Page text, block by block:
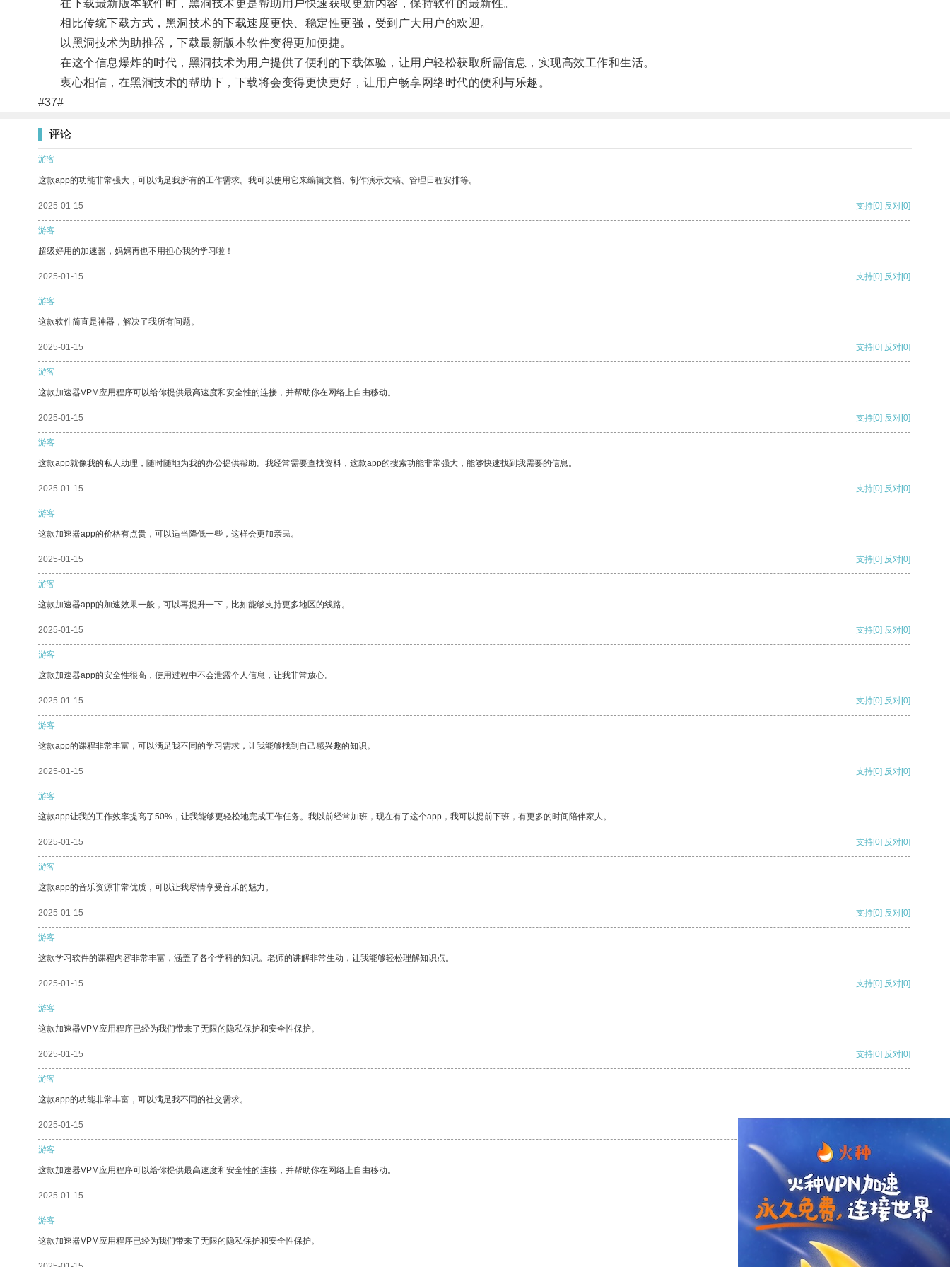
在下载最新版本软件时，黑洞技术更是帮助用户快速获取更新内容，保持软件的最新性。
相比传统下载方式，黑洞技术的下载速度更快、稳定性更强，受到广大用户的欢迎。
以黑洞技术为助推器，下载最新版本软件变得更加便捷。
在这个信息爆炸的时代，黑洞技术为用户提供了便利的下载体验，让用户轻松获取所需信息，实现高效工作和生活。
衷心相信，在黑洞技术的帮助下，下载将会变得更快更好，让用户畅享网络时代的便利与乐趣。
#37#
评论
游客
这款app的功能非常强大，可以满足我所有的工作需求。我可以使用它来编辑文档、制作演示文稿、管理日程安排等。
2025-01-15 支持[0] 反对[0]
游客
超级好用的加速器，妈妈再也不用担心我的学习啦！
2025-01-15 支持[0] 反对[0]
游客
这款软件简直是神器，解决了我所有问题。
2025-01-15 支持[0] 反对[0]
游客
这款加速器VPM应用程序可以给你提供最高速度和安全性的连接，并帮助你在网络上自由移动。
2025-01-15 支持[0] 反对[0]
游客
这款app就像我的私人助理，随时随地为我的办公提供帮助。我经常需要查找资料，这款app的搜索功能非常强大，能够快速找到我需要的信息。
2025-01-15 支持[0] 反对[0]
游客
这款加速器app的价格有点贵，可以适当降低一些，这样会更加亲民。
2025-01-15 支持[0] 反对[0]
游客
这款加速器app的加速效果一般，可以再提升一下，比如能够支持更多地区的线路。
2025-01-15 支持[0] 反对[0]
游客
这款加速器app的安全性很高，使用过程中不会泄露个人信息，让我非常放心。
2025-01-15 支持[0] 反对[0]
游客
这款app的课程非常丰富，可以满足我不同的学习需求，让我能够找到自己感兴趣的知识。
2025-01-15 支持[0] 反对[0]
游客
这款app让我的工作效率提高了50%，让我能够更轻松地完成工作任务。我以前经常加班，现在有了这个app，我可以提前下班，有更多的时间陪伴家人。
2025-01-15 支持[0] 反对[0]
游客
这款app的音乐资源非常优质，可以让我尽情享受音乐的魅力。
2025-01-15 支持[0] 反对[0]
游客
这款学习软件的课程内容非常丰富，涵盖了各个学科的知识。老师的讲解非常生动，让我能够轻松理解知识点。
2025-01-15 支持[0] 反对[0]
游客
这款加速器VPM应用程序已经为我们带来了无限的隐私保护和安全性保护。
2025-01-15 支持[0] 反对[0]
游客
这款app的功能非常丰富，可以满足我不同的社交需求。
2025-01-15
游客
这款加速器VPM应用程序可以给你提供最高速度和安全性的连接，并帮助你在网络上自由移动。
2025-01-15 支持 [0] 反对 [0]
游客
这款加速器VPM应用程序已经为我们带来了无限的隐私保护和安全性保护。